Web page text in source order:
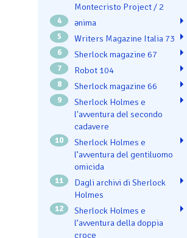
Montecristo Project / 2
4 ənima
5 Writers Magazine Italia 73
6 Sherlock magazine 67
7 Robot 104
8 Sherlock magazine 66
9
Sherlock Holmes e
l'avventura del secondo
cadavere
10
Sherlock Holmes e
l’avventura del gentiluomo
omicida
11
Dagli archivi di Sherlock
Holmes
12
Sherlock Holmes e
l’avventura della doppia
croce